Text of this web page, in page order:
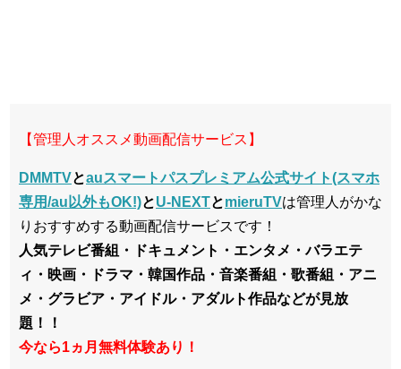
【管理人オススメ動画配信サービス】
DMMTVとauスマートパスプレミアム公式サイト(スマホ
専用/au以外もOK!)とU-NEXTとmieruTVは管理人がかな
りおすすめする動画配信サービスです！
人気テレビ番組・ドキュメント・エンタメ・バラエテ
ィ・映画・ドラマ・韓国作品・音楽番組・歌番組・アニ
メ・グラビア・アイドル・アダルト作品などが見放
題！！
今なら1ヵ月無料体験あり！